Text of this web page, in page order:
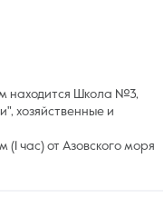
находится Школа №3,
хозяйственные и
час) от Азовского моря